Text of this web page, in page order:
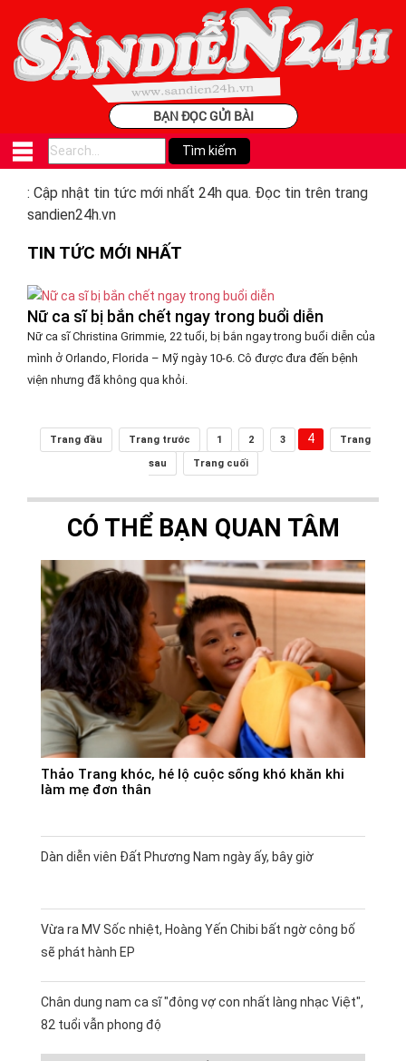
BẠN ĐỌC GỬI BÀI
: Cập nhật tin tức mới nhất 24h qua. Đọc tin trên trang
sandien24h.vn
TIN TỨC MỚI NHẤT
Nữ ca sĩ bị bắn chết ngay trong buổi diễn
Nữ ca sĩ Christina Grimmie, 22 tuổi, bị bắn ngay trong buổi diễn của
mình ở Orlando, Florida – Mỹ ngày 10-6. Cô được đưa đến bệnh
viện nhưng đã không qua khỏi.
Trang đầu Trang trước 1 2 3 4
Trang
sau
Trang cuối
CÓ THỂ BẠN QUAN TÂM
Thảo Trang khóc, hé lộ cuộc sống khó khăn khi
làm mẹ đơn thân
Dàn diễn viên Đất Phương Nam ngày ấy, bây giờ
Vừa ra MV Sốc nhiệt, Hoàng Yến Chibi bất ngờ công bố
sẽ phát hành EP
Chân dung nam ca sĩ "đông vợ con nhất làng nhạc Việt",
82 tuổi vẫn phong độ